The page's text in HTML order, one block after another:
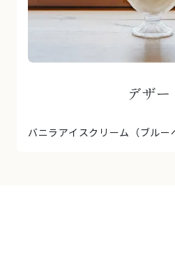
デザー
バニラアイスクリーム（ブルー